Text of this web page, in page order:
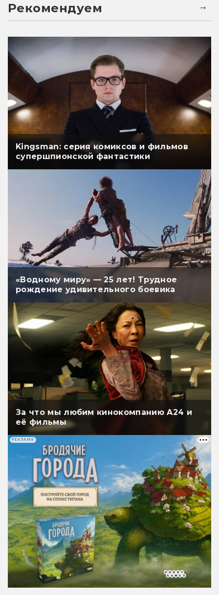
Рекомендуем
Kingsman: серия комиксов и фильмов
супершпионской фантастики
«Водному миру» — 25 лет! Трудное
рождение удивительного боевика
За что мы любим кинокомпанию A24 и
её фильмы
РЕКЛАМА